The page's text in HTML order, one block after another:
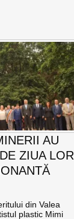
AU
ZIUA LOR
din Valea
plastic Mimi